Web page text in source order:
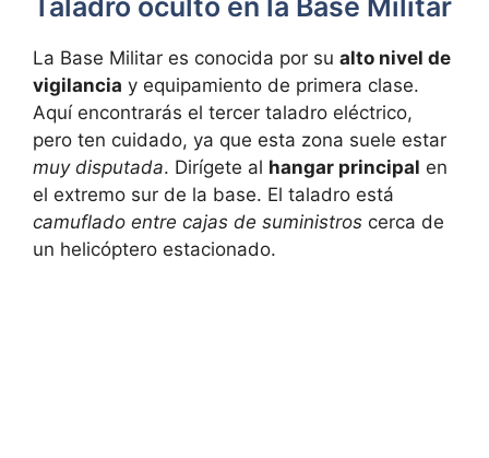
Taladro oculto en la Base Militar
La Base Militar es conocida por su alto nivel de
vigilancia y equipamiento de primera clase.
Aquí encontrarás el tercer taladro eléctrico,
pero ten cuidado, ya que esta zona suele estar
muy disputada. Dirígete al hangar principal en
el extremo sur de la base. El taladro está
camuflado entre cajas de suministros cerca de
un helicóptero estacionado.